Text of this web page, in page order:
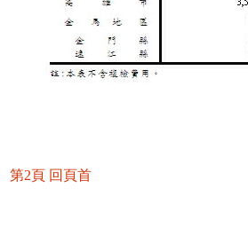
第2頁 回頁首